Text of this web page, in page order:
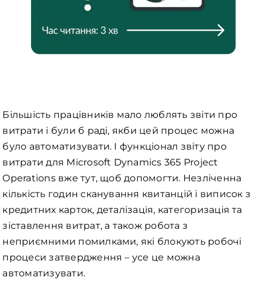
Більшість працівників мало люблять звіти про
витрати і були б раді, якби цей процес можна
було автоматизувати. І функціонал звіту про
витрати для Microsoft Dynamics 365 Project
Operations вже тут, щоб допомогти. Незліченна
кількість годин сканування квитанцій і виписок з
кредитних карток, деталізація, категоризація та
зіставлення витрат, а також робота з
неприємними помилками, які блокують робочі
процеси затвердження – усе це можна
автоматизувати.